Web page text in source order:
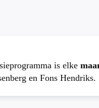
is elke
en Fons Hendriks.